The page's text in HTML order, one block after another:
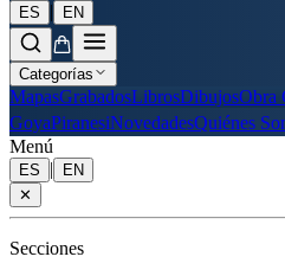
ES | EN
Categorías
MapasGrabadosLibrosDibujosObra
GoyaPiranesiNovedadesQuiénes
Menú
ES |
EN
✕
Secciones